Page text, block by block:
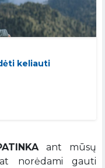
keliauti
ant mūsų
norėdami gauti